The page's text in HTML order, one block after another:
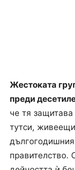
Жестоката
преди
че тя защитава
тутси,
правителство.